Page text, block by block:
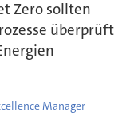
Zero sollten
überprüft
Manager